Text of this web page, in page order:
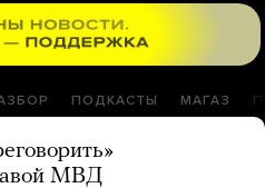
ПОДКАСТЫ МАГАЗ
МВД